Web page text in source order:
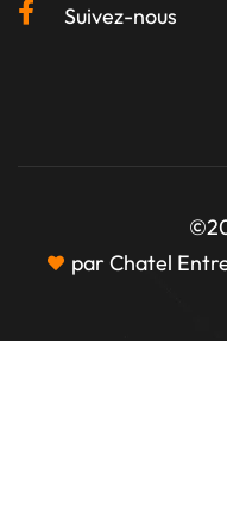
Suivez-nous
par Chatel